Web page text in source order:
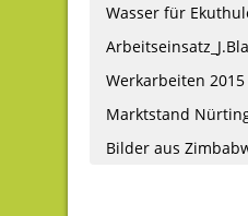
Wasser für
Werkarbeiten 2015
Marktstand
Bilder aus